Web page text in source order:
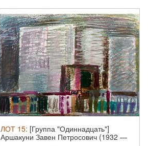
ЛОТ 15: [Группа "Одиннадцать"]
Аршакуни Завен Петросович (1932 —